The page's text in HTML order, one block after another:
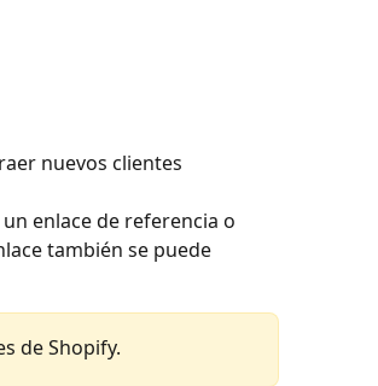
nuevos clientes
enlace de referencia o
también se puede
de Shopify.